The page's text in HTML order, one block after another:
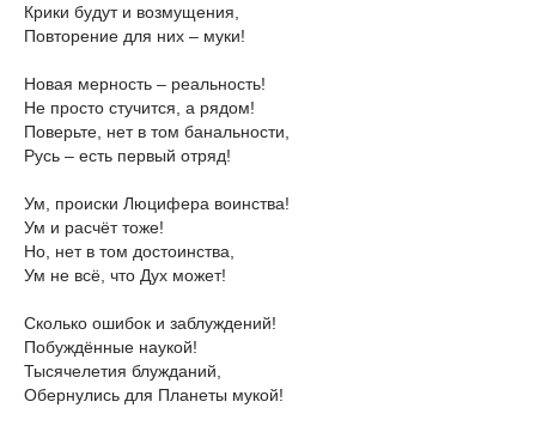
Крики будут и возмущения,
Повторение для них – муки!
Новая мерность – реальность!
Не просто стучится, а рядом!
Поверьте, нет в том банальности,
Русь – есть первый отряд!
Ум, происки Люцифера воинства!
Ум и расчёт тоже!
Но, нет в том достоинства,
Ум не всё, что Дух может!
Сколько ошибок и заблуждений!
Побуждённые наукой!
Тысячелетия блужданий,
Обернулись для Планеты мукой!